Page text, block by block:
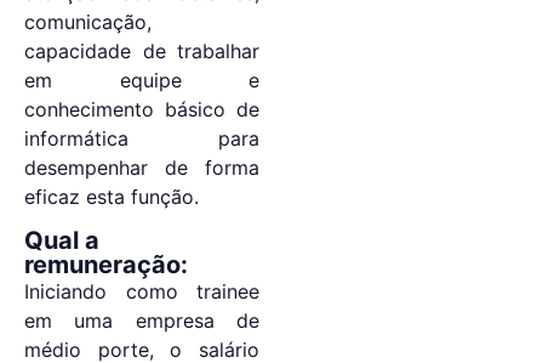
comunicação,
capacidade de trabalhar
em equipe e
conhecimento básico de
informática para
desempenhar de forma
eficaz esta função.
Qual a
remuneração:
Iniciando como trainee
em uma empresa de
médio porte, o salário